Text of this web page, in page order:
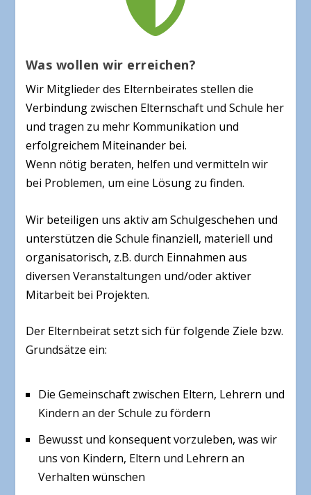
Was wollen wir erreichen?
Wir Mitglieder des Elternbeirates stellen die
Verbindung zwischen Elternschaft und Schule her
und tragen zu mehr Kommunikation und
erfolgreichem Miteinander bei.
Wenn nötig beraten, helfen und vermitteln wir
bei Problemen, um eine Lösung zu finden.
Wir beteiligen uns aktiv am Schulgeschehen und
unterstützen die Schule finanziell, materiell und
organisatorisch, z.B. durch Einnahmen aus
diversen Veranstaltungen und/oder aktiver
Mitarbeit bei Projekten.
Der Elternbeirat setzt sich für folgende Ziele bzw.
Grundsätze ein:
Die Gemeinschaft zwischen Eltern, Lehrern und
Kindern an der Schule zu fördern
Bewusst und konsequent vorzuleben, was wir
uns von Kindern, Eltern und Lehrern an
Verhalten wünschen